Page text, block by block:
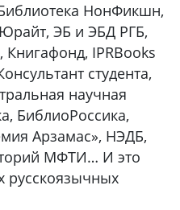
НонФикшн,
ЭБ и ЭБД РГБ,
IPRBooks
студента,
научная
БиблиоРоссика,
Арзамас», НЭДБ,
МФТИ… И это
русскоязычных